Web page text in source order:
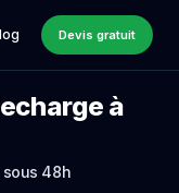
Devis gratuit
à
sous 48h